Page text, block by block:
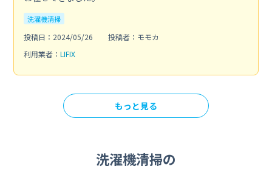
洗濯機清掃
投稿日：2024/05/26
投稿者：モモカ
利用業者： LIFIX
もっと見る
洗濯機清掃の